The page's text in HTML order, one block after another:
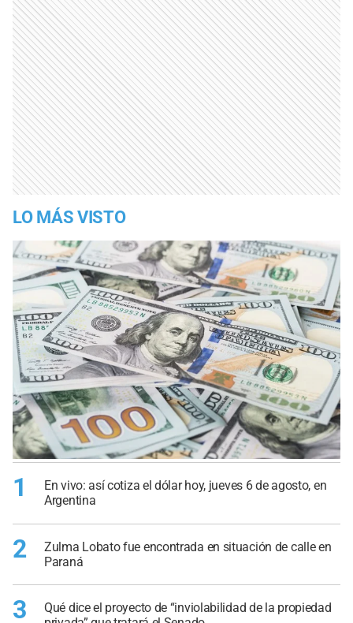
LO MÁS VISTO
1
En vivo: así cotiza el dólar hoy, jueves 6 de agosto, en
Argentina
2
Zulma Lobato fue encontrada en situación de calle en
Paraná
3
Qué dice el proyecto de “inviolabilidad de la propiedad